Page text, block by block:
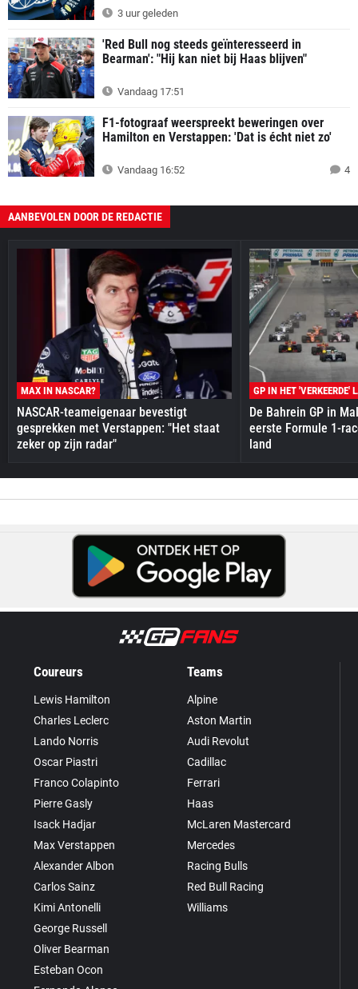
3 uur geleden
'Red Bull nog steeds geïnteresseerd in
Bearman': "Hij kan niet bij Haas blijven"
Vandaag 17:51
F1-fotograaf weerspreekt beweringen over
Hamilton en Verstappen: 'Dat is écht niet zo'
Vandaag 16:52 4
AANBEVOLEN DOOR DE REDACTIE
MAX IN NASCAR?
NASCAR-teameigenaar bevestigt
gesprekken met Verstappen: "Het staat
zeker op zijn radar"
GP IN HET 'VERKEERDE'
De Bahrein GP in
eerste Formule 1-
land
Coureurs
Lewis Hamilton
Charles Leclerc
Lando Norris
Oscar Piastri
Franco Colapinto
Pierre Gasly
Isack Hadjar
Max Verstappen
Alexander Albon
Carlos Sainz
Kimi Antonelli
George Russell
Oliver Bearman
Esteban Ocon
Teams
Alpine
Aston Martin
Audi Revolut
Cadillac
Ferrari
Haas
McLaren Mastercard
Mercedes
Racing Bulls
Red Bull Racing
Williams